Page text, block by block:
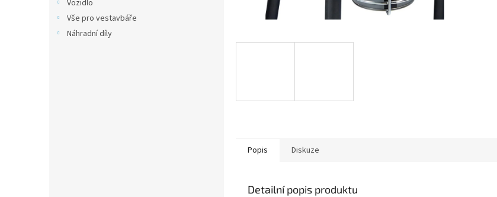
Vozidlo
Vše pro vestavbáře
Náhradní díly
Popis Diskuze
Detailní popis produktu